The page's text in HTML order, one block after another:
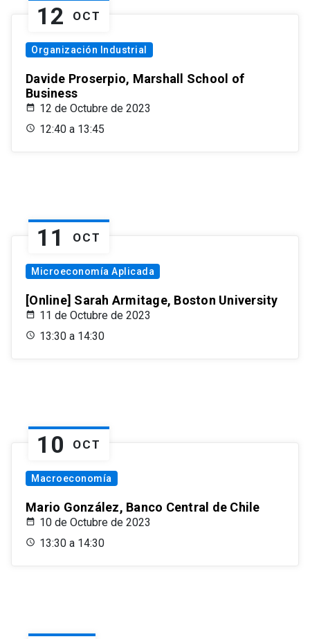
12 OCT
Organización Industrial
Davide Proserpio, Marshall School of
Business
12 de Octubre de 2023
12:40 a 13:45
11 OCT
Microeconomía Aplicada
[Online] Sarah Armitage, Boston University
11 de Octubre de 2023
13:30 a 14:30
10 OCT
Macroeconomía
Mario González, Banco Central de Chile
10 de Octubre de 2023
13:30 a 14:30